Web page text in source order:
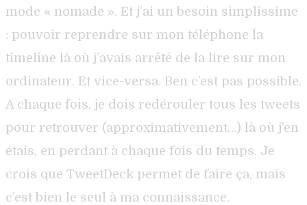
mode « nomade ». Et j’ai un besoin simplissime
: pouvoir reprendre sur mon téléphone la
timeline là où j’avais arrêté de la lire sur mon
ordinateur. Et vice-versa. Ben c’est pas possible.
A chaque fois, je dois redérouler tous les tweets
pour retrouver (approximativement…) là où j’en
étais, en perdant à chaque fois du temps. Je
crois que TweetDeck permet de faire ça, mais
c’est bien le seul à ma connaissance.